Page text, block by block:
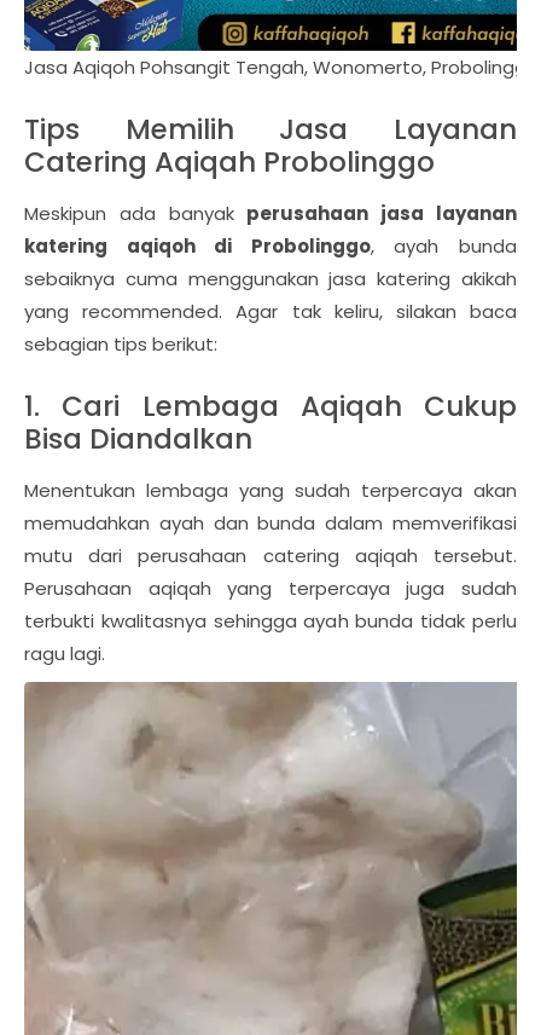
Jasa Aqiqoh Pohsangit Tengah, Wonomerto, Probolinggo
Tips Memilih Jasa Layanan
Catering Aqiqah Probolinggo
Meskipun ada banyak perusahaan jasa layanan
katering aqiqoh di Probolinggo, ayah bunda
sebaiknya cuma menggunakan jasa katering akikah
yang recommended. Agar tak keliru, silakan baca
sebagian tips berikut:
1. Cari Lembaga Aqiqah Cukup
Bisa Diandalkan
Menentukan lembaga yang sudah terpercaya akan
memudahkan ayah dan bunda dalam memverifikasi
mutu dari perusahaan catering aqiqah tersebut.
Perusahaan aqiqah yang terpercaya juga sudah
terbukti kwalitasnya sehingga ayah bunda tidak perlu
ragu lagi.